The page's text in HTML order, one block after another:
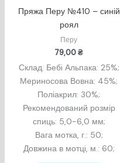
Пряжа Перу №410 – синій
роял
Перу
79,00₴
Склад: Бебi Альпака: 25%;
Мериносова Вовна: 45%;
Поліакрил: 30%;
Рекомендований розмір
спиць: 5,0-6,0 мм;
Вага мотка, г.: 50;
Довжина в мотцi, м.: 60;